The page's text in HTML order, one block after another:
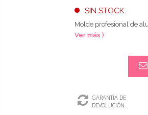
SIN STOCK
Molde profesional de
Ver más )
GARANTÍA DE
DEVOLUCIÓN